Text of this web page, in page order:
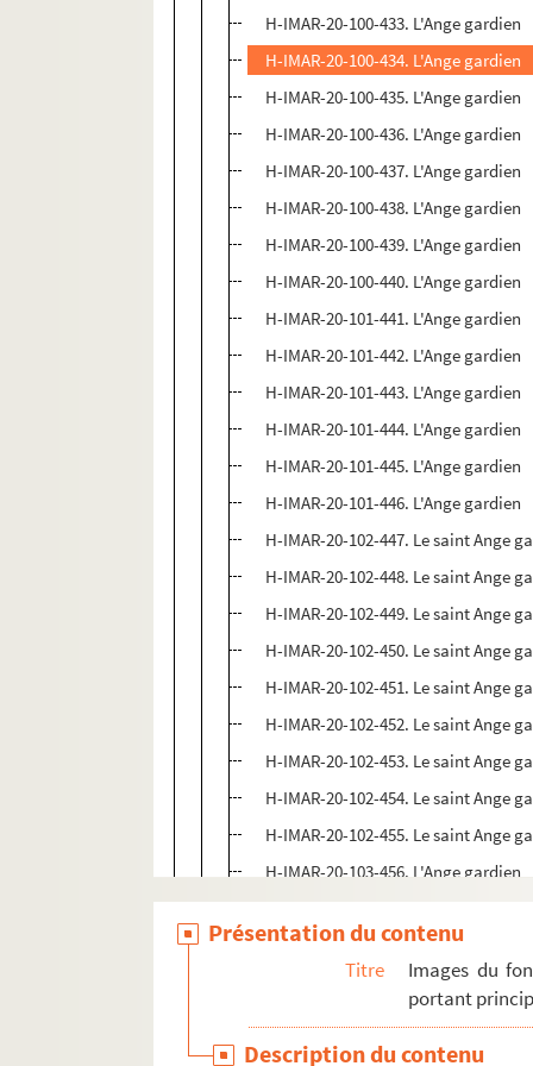
H-IMAR-20-100-433. L'Ange gardien
H-IMAR-20-100-434. L'Ange gardien
H-IMAR-20-100-435. L'Ange gardien
H-IMAR-20-100-436. L'Ange gardien
H-IMAR-20-100-437. L'Ange gardien
H-IMAR-20-100-438. L'Ange gardien
H-IMAR-20-100-439. L'Ange gardien
H-IMAR-20-100-440. L'Ange gardien
H-IMAR-20-101-441. L'Ange gardien
H-IMAR-20-101-442. L'Ange gardien
H-IMAR-20-101-443. L'Ange gardien
H-IMAR-20-101-444. L'Ange gardien
H-IMAR-20-101-445. L'Ange gardien
H-IMAR-20-101-446. L'Ange gardien
H-IMAR-20-102-447. Le saint Ange
H-IMAR-20-102-448. Le saint Ange
H-IMAR-20-102-449. Le saint Ange
H-IMAR-20-102-450. Le saint Ange
H-IMAR-20-102-451. Le saint Ange
H-IMAR-20-102-452. Le saint Ange
H-IMAR-20-102-453. Le saint Ange
H-IMAR-20-102-454. Le saint Ange
H-IMAR-20-102-455. Le saint Ange
H-IMAR-20-103-456. L'Ange gardien
H-IMAR-20-103-457. L'Ange gardien
H-IMAR-20-103-458. L'Ange gardien
H-IMAR-20-103-459. L'Ange gardien
H-IMAR-20-103-461. L'Ange gardien
Présentation du contenu
Titre
Images du
portant
Description du contenu